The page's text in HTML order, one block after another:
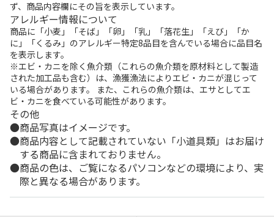
ず、商品内容欄にその旨を表示しています。
アレルギー情報について
商品に「小麦」「そば」「卵」「乳」「落花生」「えび」「か
に」「くるみ」のアレルギー特定8品目を含んでいる場合に品目名
を表示します。
※エビ・カニを除く魚介類（これらの魚介類を原材料として製造
された加工品も含む）は、漁獲漁法によりエビ・カニが混じって
いる場合があります。 また、これらの魚介類は、エサとしてエ
ビ・カニを食べている可能性があります。
その他
商品写真はイメージです。
商品内容として記載されていない「小道具類」はお届け
する商品に含まれておりません。
商品の色は、ご覧になるパソコンなどの環境により、実
際と異なる場合があります。